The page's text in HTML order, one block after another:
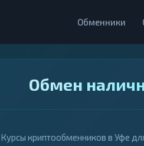
Обменники
Обмен
Курсы криптообменников в Уфе